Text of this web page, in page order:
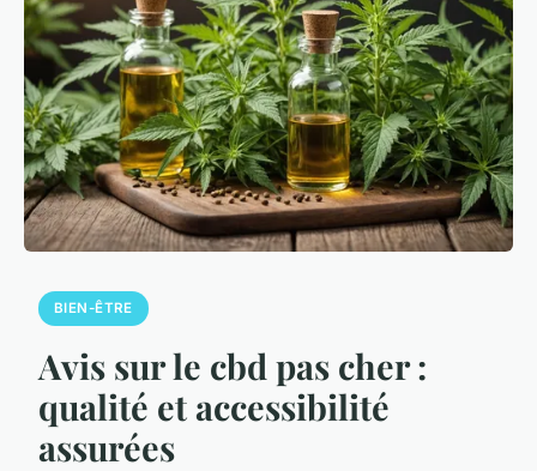
BIEN-ÊTRE
Avis sur le cbd pas cher :
qualité et accessibilité
assurées